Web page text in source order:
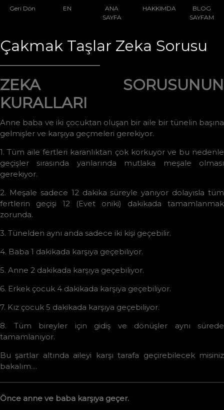
Geri Dön EN
ANA
SAYFA
HAKKIMDA
BLOG
SAYFAM
Çakmak Taşlar Zeka Sorusu
ZEKA SORUSUNUN
KURALLARI
Anne baba ve iki çocuktan oluşan bir aile bir tünelin başına
gelmişler ve karşıya geçmeleri gerekiyor.
1. Tüm aile fertleri karanlıktan çok korkuyor ve bu nedenle
geçişler sırasında yanlarında mutlaka meşale olması
gerekiyor.
2. Meşale sadece 12 dakika süreyle yanıyor dolayısla tüm
fertlerin geçişi 12 (Evet oniki) dakikada tamamlanmak
zorunda.
3. Tünelden aynı anda sadece iki kişi geçebilir.
4. Baba 1 dakikada karşıya geçebiliyor.
5. Anne 2 dakikada karşıya geçebiliyor.
6. Erkek çocuk 4 dakikada karşıya geçebiliyor.
7. Kız çocuk 5 dakikada karşıya geçebiliyor.
8. Tüm bireyler için gidiş ve dönüşler aynı sürede
tamamlanıyor.
Bu şartlar altında aileyi karşı tarafa geçirebilecek misiniz
bakalım....
Önce anne ve baba karşıya geçer.